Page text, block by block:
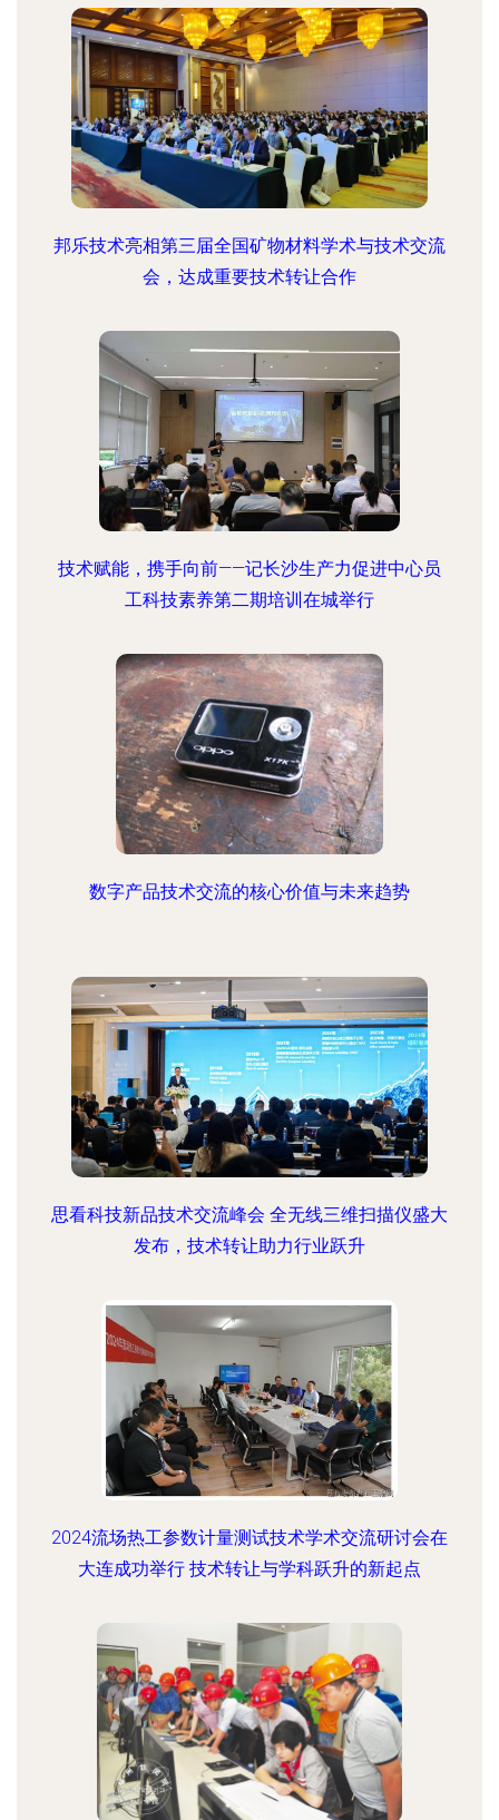
邦乐技术亮相第三届全国矿物材料学术与技术交流
会，达成重要技术转让合作
技术赋能，携手向前——记长沙生产力促进中心员
工科技素养第二期培训在城举行
数字产品技术交流的核心价值与未来趋势
思看科技新品技术交流峰会 全无线三维扫描仪盛大
发布，技术转让助力行业跃升
2024流场热工参数计量测试技术学术交流研讨会在
大连成功举行 技术转让与学科跃升的新起点